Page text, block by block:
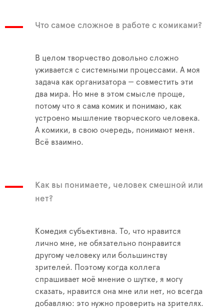
Что самое сложное в работе с комиками?
В целом творчество довольно сложно
уживается с системными процессами. А моя
задача как организатора — совместить эти
два мира. Но мне в этом смысле проще,
потому что я сама комик и понимаю, как
устроено мышление творческого человека.
А комики, в свою очередь, понимают меня.
Всё взаимно.
Как вы понимаете, человек смешной или
нет?
Комедия субъективна. То, что нравится
лично мне, не обязательно понравится
другому человеку или большинству
зрителей. Поэтому когда коллега
спрашивает моё мнение о шутке, я могу
сказать, нравится она мне или нет, но всегда
добавляю: это нужно проверить на зрителях.